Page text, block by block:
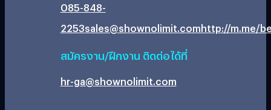
085-848-
2253sales@shownolimit.comhttp://m.me/
สมัครงาน/ฝึกงาน ติดต่อได้ที่
hr-ga@shownolimit.com